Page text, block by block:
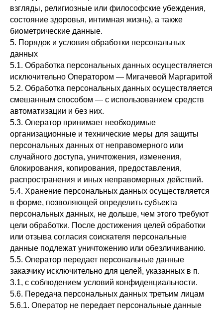
взгляды, религиозные или философские убеждения,
состояние здоровья, интимная жизнь), а также
биометрические данные.
5. Порядок и условия обработки персональных
данных
5.1. Обработка персональных данных осуществляется
исключительно Оператором — Мигачевой Маргаритой
5.2. Обработка персональных данных осуществляется
смешанным способом — с использованием средств
автоматизации и без них.
5.3. Оператор принимает необходимые
организационные и технические меры для защиты
персональных данных от неправомерного или
случайного доступа, уничтожения, изменения,
блокирования, копирования, предоставления,
распространения и иных неправомерных действий.
5.4. Хранение персональных данных осуществляется
в форме, позволяющей определить субъекта
персональных данных, не дольше, чем этого требуют
цели обработки. После достижения целей обработки
или отзыва согласия соискателя персональные
данные подлежат уничтожению или обезличиванию.
5.5. Оператор передает персональные данные
заказчику исключительно для целей, указанных в п.
3.1, с соблюдением условий конфиденциальности.
5.6. Передача персональных данных третьим лицам
5.6.1. Оператор не передает персональные данные